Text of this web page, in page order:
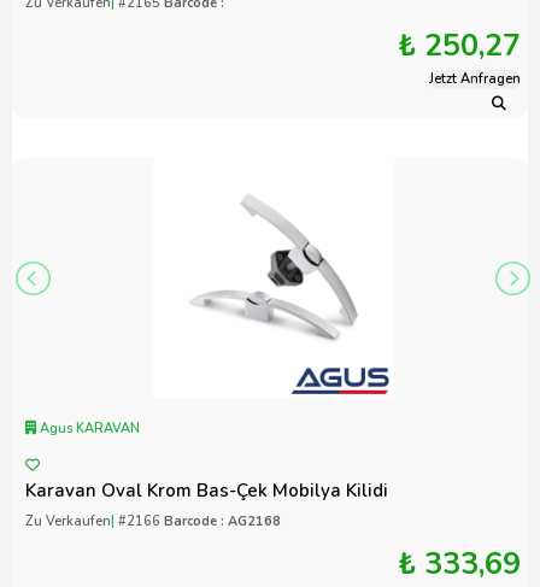
₺ 250,27
Jetzt Anfragen
Agus KARAVAN
Karavan Oval Krom Bas-Çek Mobilya Kilidi
Zu Verkaufen| #2166 Barcode : AG2168
₺ 333,69